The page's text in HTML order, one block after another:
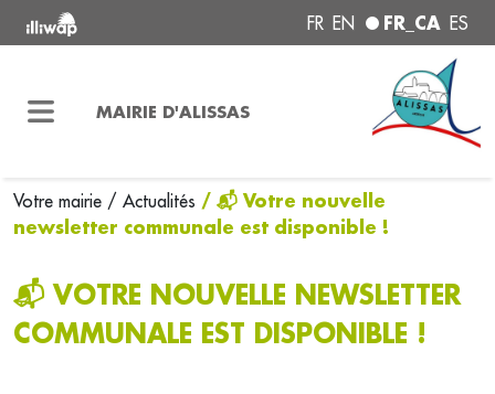
FR EN FR_CA ES
MAIRIE D'ALISSAS
Votre mairie / Actualités / 📬 Votre nouvelle
newsletter communale est disponible !
📬 VOTRE NOUVELLE NEWSLETTER
COMMUNALE EST DISPONIBLE !